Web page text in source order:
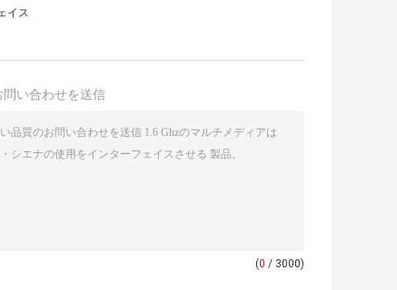
イス
い合わせを送信
(0 / 3000)